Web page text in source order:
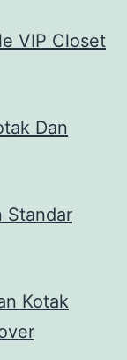
VIP Closet
Dan
Standar
Kotak